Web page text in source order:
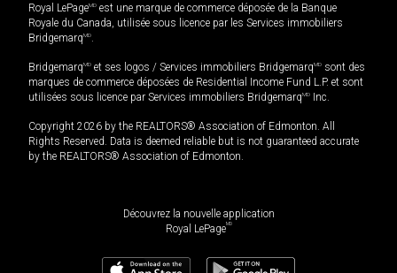
Royal LePageMD est une marque de commerce déposée de la Banque
Royale du Canada, utilisée sous licence par les Services immobiliers
BridgemarqMD.
BridgemarqMD et ses logos / Services immobiliers BridgemarqMD sont des
marques de commerce déposées de Residential Income Fund L.P. et sont
utilisées sous licence par Services immobiliers BridgemarqMD Inc.
Copyright 2026 by the REALTORS® Association of Edmonton. All
Rights Reserved. Data is deemed reliable but is not guaranteed accurate
by the REALTORS® Association of Edmonton.
Découvrez la nouvelle application
Royal LePageMD